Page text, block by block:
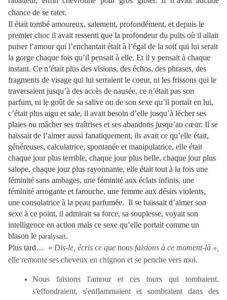
chance de se rater.
Il était tombé amoureux, salement, profondément, et depuis le
premier choc il avait ressenti que la profondeur du puits où il allait
puiser l’amour qui l’enchantait était à l’égal de la soif qui lui serait
la gorge chaque fois qu’il pensait à elle. Et il y pensait à chaque
instant. Ce n’était plus des visions, des échos, des phrases, des
fragments de visage qui lui serraient le coeur, ni les frissons qui le
traversaient jusqu’à des accès de nausée, ce n’était pas son
parfum, ni le goût de sa salive ou de son sexe qu’il portait en lui,
c’était plus aigu et sale, il avait besoin d’elle jusqu’à lécher ses
plaies ou mâcher ses traîtrises et ses abandons jusqu’au cœur. Il se
haïssait de l’aimer aussi fanatiquement, ils avait ce qu’elle était,
généreuses, calculatrice, spontanée et manipulatrice, elle était
chaque jour plus terrible, chaque jour plus belle, chaque jour plus
salope, chaque jour plus rayonnante, elle était tout à la fois une
féminité sans ambages, une féminité aux éclats infinis, une
féminité arrogante et farouche, une femme aux désirs violents,
une consolatrice à la peau parfumée. Il se haïssait d’aimer son
sexe à ce point, il admirait sa force, sa souplesse, voyait son
intelligence en action mais ce sexe qu’elle portait comme un
blason le paralysait.
Plus tard… « Dis-le, écris ce que nous faisions à ce moment-là »,
elle remonte ses cheveux en chignon et se penche vers moi.
Nous faisions l'amour et ces tours qui tombaient,
s'effondraient, s'enflammaient et sombraient dans des